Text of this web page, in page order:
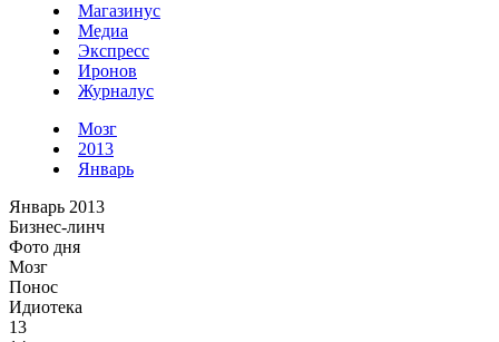
Магазинус
Медиа
Экспресс
Иронов
Журналус
Мозг
2013
Январь
Январь 2013
Бизнес-линч
Фото дня
Мозг
Понос
Идиотека
13